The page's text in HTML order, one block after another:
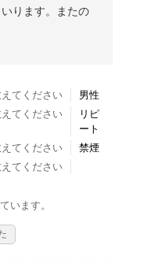
ります。またの
てください
男性
てください
リピ
ート
てください
禁煙
てください
います。